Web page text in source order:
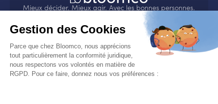
Mieux décider. Mieux agir. Avec les bonnes personnes.
sur